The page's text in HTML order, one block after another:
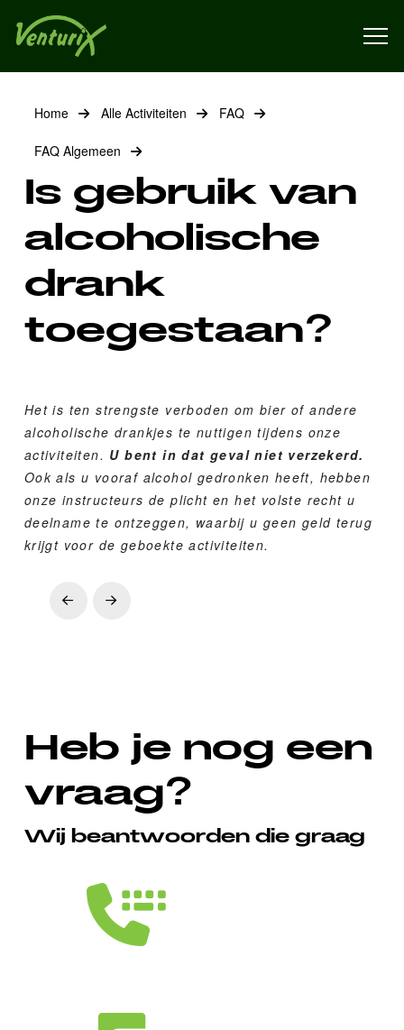
Home Alle Activiteiten FAQ
FAQ Algemeen
Is gebruik van
alcoholische
drank
toegestaan?
Het is ten strengste verboden om bier of andere
alcoholische drankjes te nuttigen tijdens onze
activiteiten. U bent in dat geval niet verzekerd.
Ook als u vooraf alcohol gedronken heeft, hebben
onze instructeurs de plicht en het volste recht u
deelname te ontzeggen, waarbij u geen geld terug
krijgt voor de geboekte activiteiten.
Prev Next
Heb je nog een
vraag?
Wij beantwoorden die graag